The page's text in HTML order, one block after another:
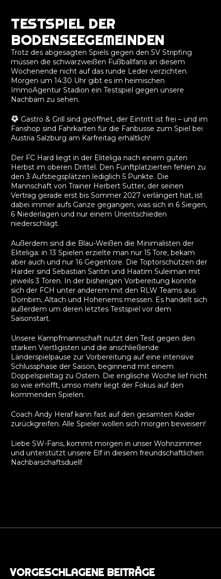
TESTSPIEL DER
BODENSEEGEMEINDEN
Trotz des abgesagten Spiels gegen den SV Stripfing
müssen die schwarzweißen Fußballfans an diesem
Wochenende nicht auf das runde Leder verzichten.
Morgen um 14:30 Uhr gibt es im heimischen
ImmoAgentur Stadion ein Testspiel gegen unsere
Nachbarn zu sehen.
Gastro & Grill sind geöffnet, der Eintritt ist frei – und im
Fanshop sind Fahrkarten für die Fanbusse zum Spiel bei
Austria Salzburg am Karfreitag erhältlich!
Der FC Hard liegt in der Eliteliga nach einem guten
Herbst im oberen Drittel. Den Fünftplatzierten fehlen zu
den 3 Aufstiegsplätzen lediglich 5 Punkte. Die
Mannschaft von Trainer Herbert Sutter, der seinen
Vertrag gerade erst bis Sommer 2027 verlängert hat, ist
dabei immer aufs Ganze gegangen, was sich in 6 Siegen,
6 Niederlagen und nur einem Unentschieden
niederschlägt.
Außerdem sind die Blau-Weißen die Minimalisten der
Eliteliga: in 13 Spielen erzielte man nur 15 Tore, bekam
aber auch und nur 16 Gegentore. Die Toptorschützen der
Harder sind Sebastian Santin und Haatim Suleiman mit
jeweils 3 Toren. In der bisherigen Vorbereitung konnte
sich der FCH unter anderem mit den RLW Teams aus
Dornbirn, Altach und Hohenems messen. Es handelt sich
außerdem um deren letztes Testspiel vor dem
Saisonstart.
Unsere Kampfmannschaft nutzt den Test gegen den
starken Viertligisten und die anschließende
Länderspielpause zur Vorbereitung auf eine intensive
Schlussphase der Saison, beginnend mit einem
Doppelspieltag zu Ostern. Die englische Woche lief nicht
so wie erhofft, umso mehr liegt der Fokus auf den
kommenden Spielen.
Coach Andy Heraf kann fast auf den gesamten Kader
zurückgreifen. Alle Spieler wollen sich morgen beweisen!
Liebe SW-Fans, kommt morgen in unser Wohnzimmer
und unterstützt unsere Elf in diesem freundschaftlichen
Nachbarschaftsduell!
VORGESCHLAGENE BEITRÄGE